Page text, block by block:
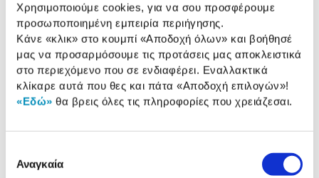
Χρησιμοποιούμε cookies, για να σου προσφέρουμε
προσωποποιημένη εμπειρία περιήγησης.
Κάνε «κλικ» στο κουμπί «Αποδοχή όλων» και βοήθησέ
μας να προσαρμόσουμε τις προτάσεις μας αποκλειστικά
στο περιεχόμενο που σε ενδιαφέρει. Εναλλακτικά
κλίκαρε αυτά που θες και πάτα «Αποδοχή επιλογών»!
«Εδώ» θα βρεις όλες τις πληροφορίες που χρειάζεσαι.
συγκατάθεσης
Αναγκαία
Εξωτερικές
Διαστάσεις(ΥxΜxΒ)
70 cm 55 cm 44 cm
97.8 lt
Τρόποι κλειδώματος: Κλειδί / Συνδυασμός
Αναλυτική
παρουσίαση